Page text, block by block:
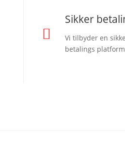

Sikker
Vi tilbyder en
betalings platform